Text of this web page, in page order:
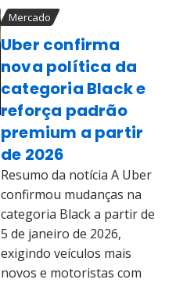
Mercado
Uber confirma
nova política da
categoria Black e
reforça padrão
premium a partir
de 2026
Resumo da notícia A Uber
confirmou mudanças na
categoria Black a partir de
5 de janeiro de 2026,
exigindo veículos mais
novos e motoristas com